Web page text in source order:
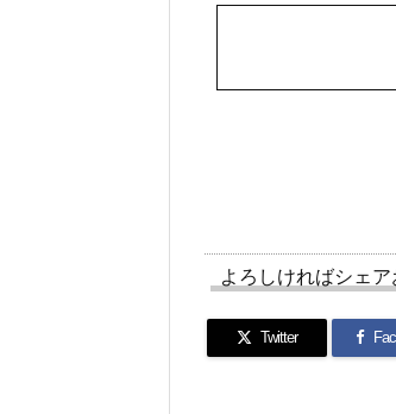
よろしければシェ
Twitter